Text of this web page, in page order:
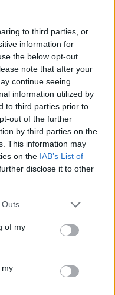
to third parties, or
information for
the below opt-out
note that after your
continue seeing
information utilized by
to third parties prior to
out of the further
by third parties on the
This information may
on the IAB’s List of
disclose it to other
Outs
of my
my
Στη
-
-pyrocumulus ή
πυρκαγιάς στον